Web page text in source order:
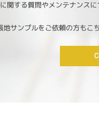
関する質問やメンテナンス
地サンプルをご依頼の方もこ